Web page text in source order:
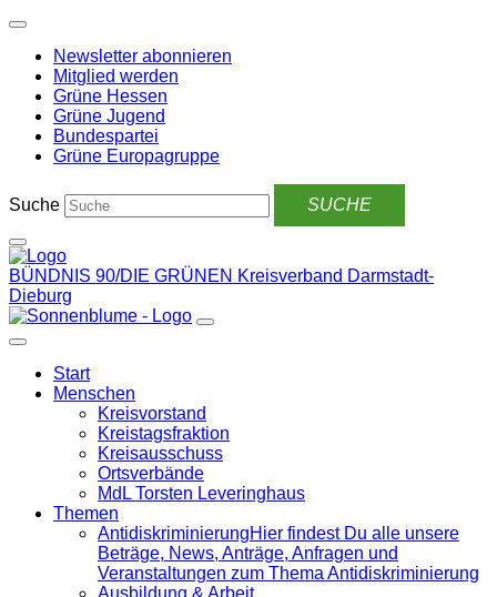
Weiter
Inhalt
Newsletter abonnieren
Mitglied werden
Grüne Hessen
Grüne Jugend
Bundespartei
Grüne Europagruppe
Suche
BÜNDNIS 90/DIE GRÜNEN Kreisverband Darmstadt-
Dieburg
Start
Menschen
Kreisvorstand
Kreistagsfraktion
Kreisausschuss
Ortsverbände
MdL Torsten Leveringhaus
Themen
Antidiskrimi­nierungHier findest Du alle unsere
Beträge, News, Anträge, Anfragen und
Veranstaltungen zum Thema Antidiskriminierung
Ausbildung & Arbeit